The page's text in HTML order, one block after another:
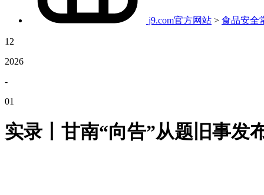
j9.com官方网站 > 食品安全
12
2026
-
01
实录丨甘南“向告”从题旧事发